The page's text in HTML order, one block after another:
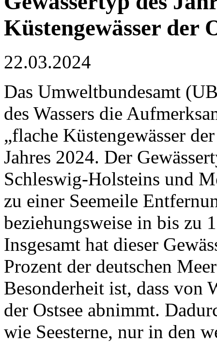
Küstengewässer der
22.03.2024
Das Umweltbundesamt
des Wassers die
„flache Küstengewässer
Jahres 2024. Der
Schleswig-Holsteins und
zu einer Seemeile
beziehungsweise in bis zu
Insgesamt hat dieser
Prozent der deutschen
Besonderheit ist, dass von
der Ostsee abnimmt.
wie Seesterne, nur in den